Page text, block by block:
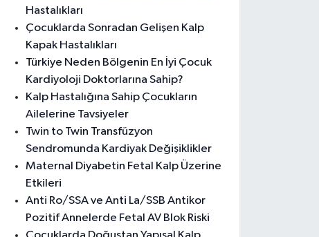
Hastalıkları
Çocuklarda Sonradan Gelişen Kalp
Kapak Hastalıkları
Türkiye Neden Bölgenin En İyi Çocuk
Kardiyoloji Doktorlarına Sahip?
Kalp Hastalığına Sahip Çocukların
Ailelerine Tavsiyeler
Twin to Twin Transfüzyon
Sendromunda Kardiyak Değişiklikler
Maternal Diyabetin Fetal Kalp Üzerine
Etkileri
Anti Ro/SSA ve Anti La/SSB Antikor
Pozitif Annelerde Fetal AV Blok Riski